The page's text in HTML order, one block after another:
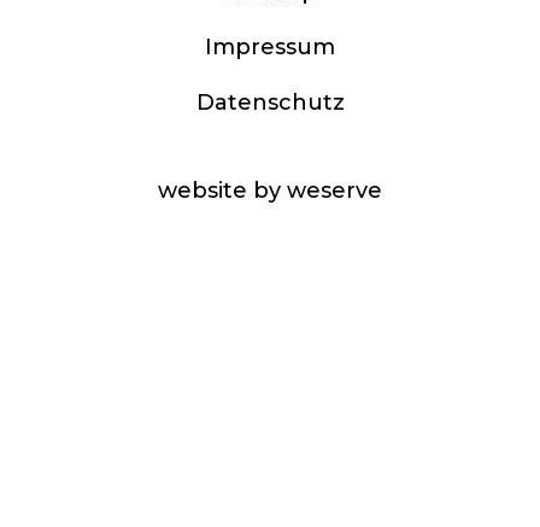
Impressum
Datenschutz
website by weserve